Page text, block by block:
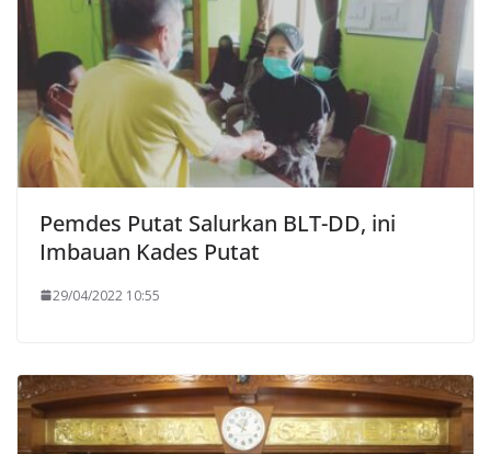
Pemdes Putat Salurkan BLT-DD, ini
Imbauan Kades Putat
29/04/2022 10:55